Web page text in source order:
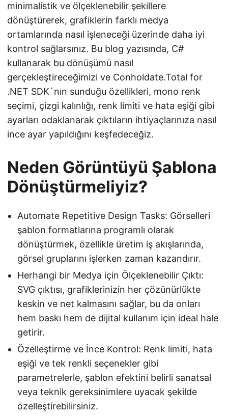
minimalistik ve ölçeklenebilir şekillere
dönüştürerek, grafiklerin farklı medya
ortamlarında nasıl işleneceği üzerinde daha iyi
kontrol sağlarsınız. Bu blog yazısında, C#
kullanarak bu dönüşümü nasıl
gerçekleştireceğimizi ve Conholdate.Total for
.NET SDK`nın sunduğu özellikleri, mono renk
seçimi, çizgi kalınlığı, renk limiti ve hata eşiği gibi
ayarları odaklanarak çıktıların ihtiyaçlarınıza nasıl
ince ayar yapıldığını keşfedeceğiz.
Neden Görüntüyü Şablona
Dönüştürmeliyiz?
Automate Repetitive Design Tasks: Görselleri
şablon formatlarına programlı olarak
dönüştürmek, özellikle üretim iş akışlarında,
görsel gruplarını işlerken zaman kazandırır.
Herhangi bir Medya için Ölçeklenebilir Çıktı:
SVG çıktısı, grafiklerinizin her çözünürlükte
keskin ve net kalmasını sağlar, bu da onları
hem baskı hem de dijital kullanım için ideal hale
getirir.
Özelleştirme ve İnce Kontrol: Renk limiti, hata
eşiği ve tek renkli seçenekler gibi
parametrelerle, şablon efektini belirli sanatsal
veya teknik gereksinimlere uyacak şekilde
özelleştirebilirsiniz.